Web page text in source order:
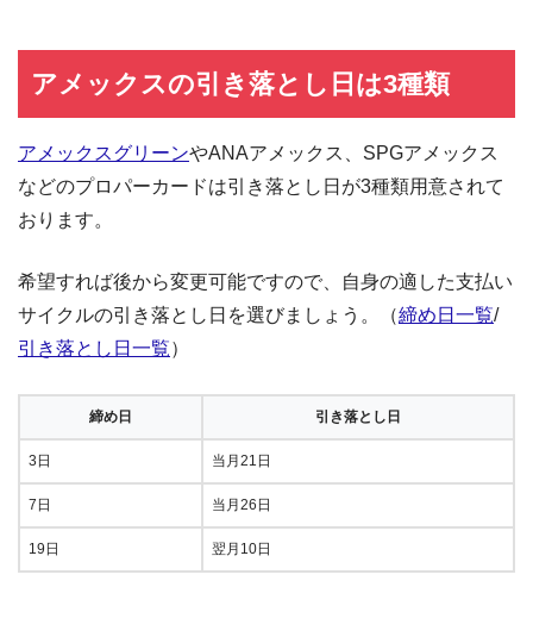
アメックスの引き落とし日は3種類
アメックスグリーンやANAアメックス、SPGアメックス
などのプロパーカードは引き落とし日が3種類用意されて
おります。
希望すれば後から変更可能ですので、自身の適した支払い
サイクルの引き落とし日を選びましょう。（締め日一覧/
引き落とし日一覧）
締め日 引き落とし日
3日 当月21日
7日 当月26日
19日 翌月10日